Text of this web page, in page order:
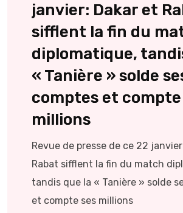
janvier: Dakar et
sifflent la fin du
diplomatique,
« Tanière » solde
comptes et compte
millions
Revue de presse de ce 22
Rabat sifflent la fin du match
tandis que la « Tanière » solde
et compte ses millions